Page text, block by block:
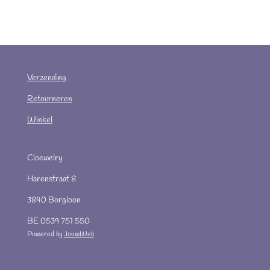
Verzending
Retourneren
Winkel
Cloewelry
Harenstraat 8
3840 Borgloon
BE 0539 751 550
Powered byJouwWeb